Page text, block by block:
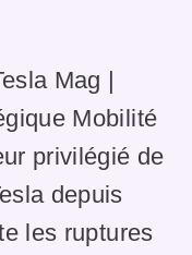
Mag |
Mobilité
privilégié de
depuis
les ruptures